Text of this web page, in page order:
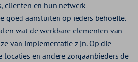
cliënten en hun netwerk
goed aansluiten op ieders behoefte.
wat de werkbare elementen van
van implementatie zijn. Op die
locaties en andere zorgaanbieders de